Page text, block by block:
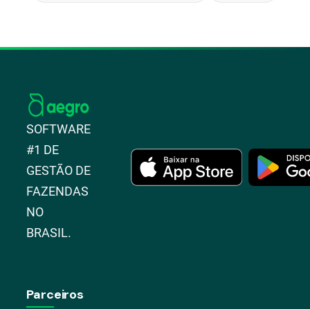
SOFTWARE
#1 DE
GESTÃO DE
FAZENDAS
NO
BRASIL.
Parceiros